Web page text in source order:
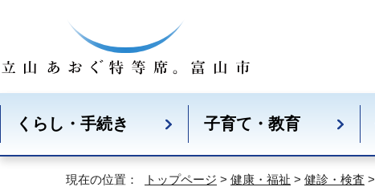
くらし・手続き 子育て・教育
現在の位置： トップページ > 健康・福祉 > 健診・検査 >